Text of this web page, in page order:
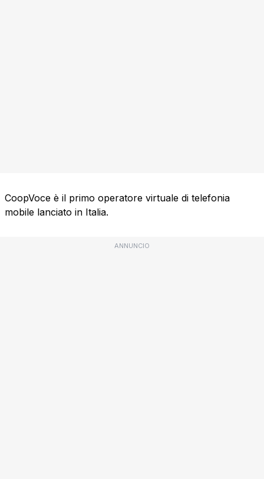
CoopVoce è il primo operatore virtuale di telefonia
mobile lanciato in Italia.
ANNUNCIO